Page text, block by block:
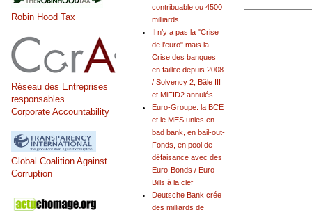
contribuable ou 4500
milliards
Il n’y a pas la "Crise
de l’euro" mais la
Crise des banques
en faillite depuis 2008
/ Solvency 2, Bâle III
et MiFID2 annulés
Euro-Groupe: la BCE
et le MES unies en
bad bank, en bail-out-
Fonds, en pool de
défaisance avec des
Euro-Bonds / Euro-
Bills à la clef
Deutsche Bank crée
des milliards de
Robin Hood Tax
Réseau des Entreprises
responsables
Corporate Accountability
Global Coalition Against
Corruption